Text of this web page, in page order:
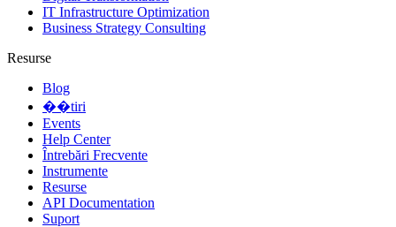
IT Infrastructure Optimization
Business Strategy Consulting
Resurse
Blog
��tiri
Events
Help Center
Întrebări Frecvente
Instrumente
Resurse
API Documentation
Suport